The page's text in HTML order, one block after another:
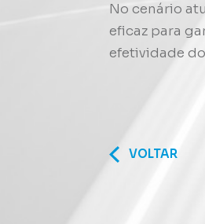
No cenário
eficaz para
efetividade
VOLTAR